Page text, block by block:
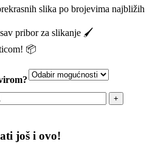
slika po brojevima najbližih
pribor za slikanje 🖌️
📦
još i ovo!